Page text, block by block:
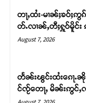
တႃႇထႆး-မၢၼ်ႈၶဝ်ႈဢွ
တ်ႉလၢၼ်ႇတီႈႁူဝ်မိူင်း
August 7, 2026
တႅၼ်းၽွင်းထႆးၵေႃႉၼို
င်ၸႂ်တေႃႇ မိၼ်းဢွင်ႇ